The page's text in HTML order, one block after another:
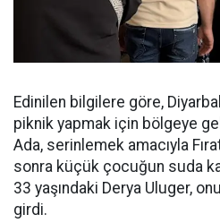
Edinilen bilgilere göre,
piknik yapmak için bölgeye
Ada, serinlemek amacıyla
sonra küçük çocuğun suda
33 yaşındaki Derya Uluger,
girdi.